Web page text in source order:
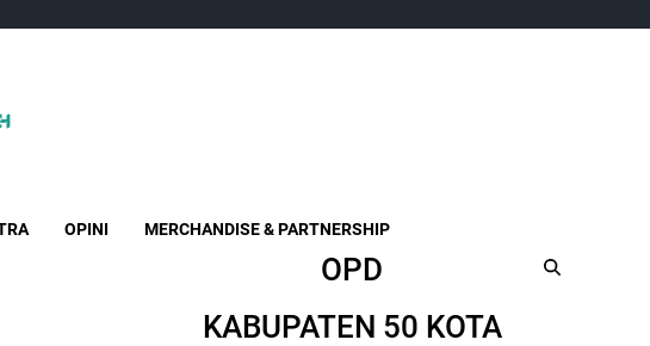
OPINI MERCHANDISE & PARTNERSHIP
OPD
KABUPATEN 50 KOTA